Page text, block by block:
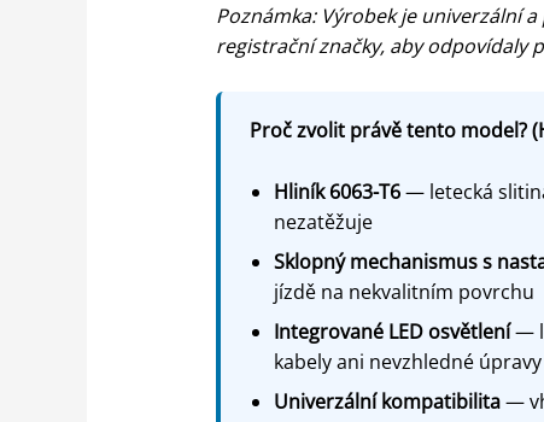
Poznámka: Výrobek je univerzální
registrační značky, aby odpovídaly
Proč zvolit právě tento model?
Hliník 6063-T6— letecká
nezatěžuje
Sklopný mechanismus s
jízdě na nekvalitním povrchu
Integrované LED osvětlení—
kabely ani nevzhledné úpravy
Univerzální kompatibilita—